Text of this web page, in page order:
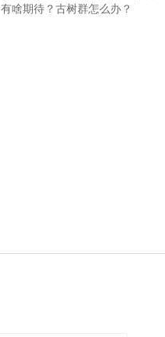
有啥期待？古树群怎么办？